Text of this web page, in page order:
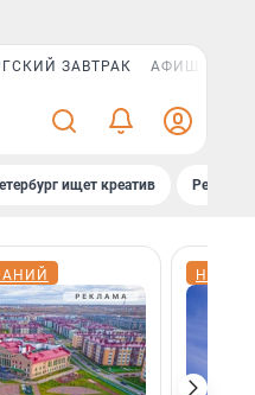
ЗАВТРАК АФИША PLUS
ищет креатив